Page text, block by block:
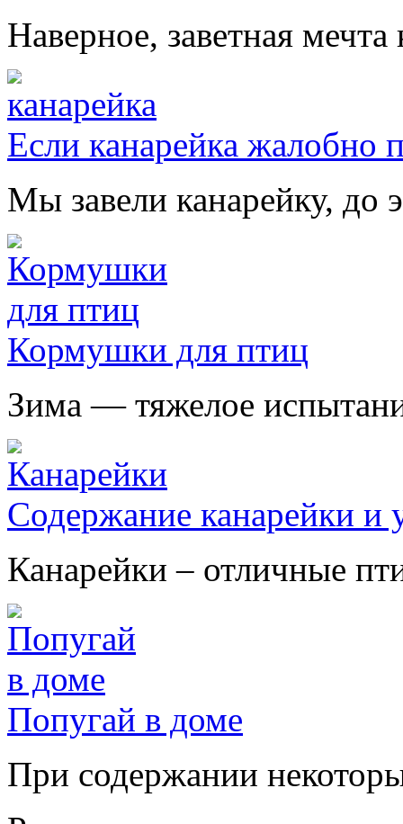
Наверное, заветная
Если канарейка жалобно
Мы завели канарейку, до
Кормушки для птиц
Зима — тяжелое
Содержание канарейки и
Канарейки – отличные
Попугай в доме
При содержании